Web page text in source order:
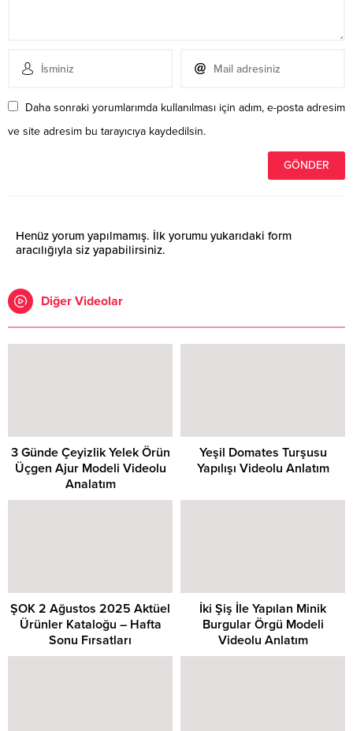
Daha sonraki yorumlarımda kullanılması için adım, e-posta adresim
ve site adresim bu tarayıcıya kaydedilsin.
Henüz yorum yapılmamış. İlk yorumu yukarıdaki form
aracılığıyla siz yapabilirsiniz.
Diğer Videolar
3 Günde Çeyizlik Yelek Örün
Üçgen Ajur Modeli Videolu
Analatım
Yeşil Domates Turşusu
Yapılışı Videolu Anlatım
ŞOK 2 Ağustos 2025 Aktüel
Ürünler Kataloğu – Hafta
Sonu Fırsatları
İki Şiş İle Yapılan Minik
Burgular Örgü Modeli
Videolu Anlatım